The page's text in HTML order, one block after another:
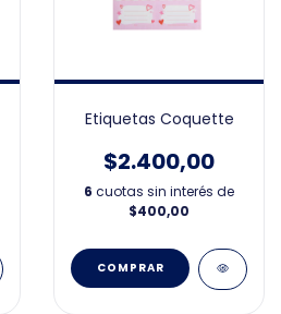
Etiquetas Coquette
$2.400,00
6 cuotas sin interés de
$400,00